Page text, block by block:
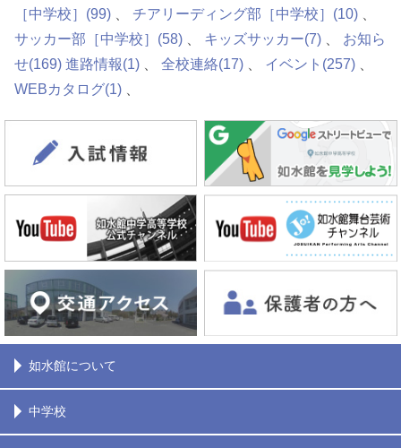
［中学校］ (99) チアリーディング部［中学校］ (10)
サッカー部［中学校］ (58) キッズサッカー(7)
お知ら
せ(169) 進路情報(1) 全校連絡(17) イベント (257)
WEBカタログ(1)
如水館について
中学校